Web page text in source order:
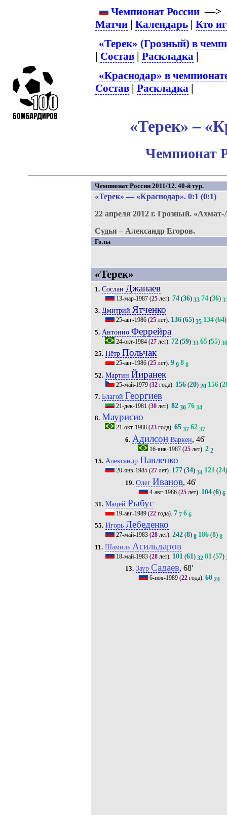
Чемпионат России —>
Матчи |Календарь |Кто
«Терек» (Грозный) в
| Состав |Раскладка |
«Краснодар» в
Состав |Раскладка |
«Терек» –
Чемпионат
Чемпионат России 2011/12. 40-й тур.
«Терек» — «Краснодар». 0:1 (0:1)
22 апреля 2012 г. Грозный. «Ахмат-
Судья – Александр Егоров.
Голы
«Терек»
1. Сослан Джанаев
13-мар-1987(25лет). 74(36) 33 74(36)
3. Дмитрий Ятченко
25-авг-1986(25лет). 136(65) 35 134(64)
5. Антонио Феррейра
24-окт-1984(27лет). 72(59) 33 65(55) 30
25. Пётр Польчак
25-авг-1986(25лет). 9 9 8 8
52. Мартин Йиранек
25-май-1979(32года). 156(20) 20 156(
7. Благой Георгиев
21-дек-1981 (30лет). 82 36 76 34
8. Маурисио
21-окт-1988(23года). 65 37 62 37
6. АдилсонВаркен, 46'
16-янв-1987 (25 лет).2 2
15. Александр Павленко
20-янв-1985(27лет). 177(34) 34 121(24)
19. Олег Иванов, 46'
4-авг-1986 (25 лет). 104 (6) 6
31. Мацей Рыбус
19-авг-1989(22года). 7 7 6 6
55. Игорь Лебеденко
27-май-1983(28лет). 242(8) 8 186(8) 8
11. Шамиль Асильдаров
18-май-1983(28лет). 101 (61) 32 81 (57)
13. Заур Садаев, 68'
6-ноя-1989 (22 года).60 24